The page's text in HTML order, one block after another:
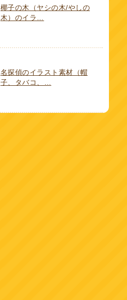
椰子の木（ヤシの木/やしの
木）のイラ…
名探偵のイラスト素材（帽
子、タバコ、…